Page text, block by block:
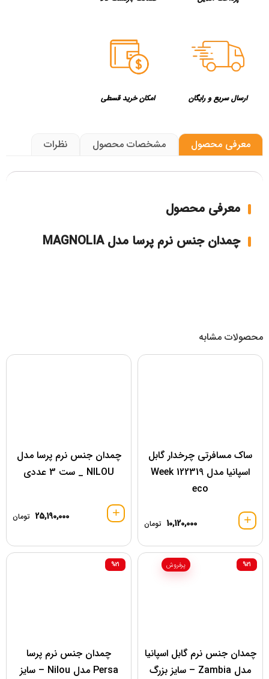
ارسال سریع و رایگان امکان خرید قسطی
معرفی محصول مشخصات محصول نظرات
معرفی محصول
چمدان جنس نرم پرسا مدل MAGNOLIA
محصولات مشابه
ساک مسافرتی چرخدار گابل
اسپانیا مدل 122319 Week
eco
10,120,000 تومان
چمدان جنس نرم پرسا مدل
NILOU _ ست 3 عددی
25,190,000 تومان
چمدان جنس نرم گابل اسپانیا
مدل Zambia – سایز بزرگ
%21 پرفروش
چمدان جنس نرم پرسا
Persa مدل Nilou – سایز
%21